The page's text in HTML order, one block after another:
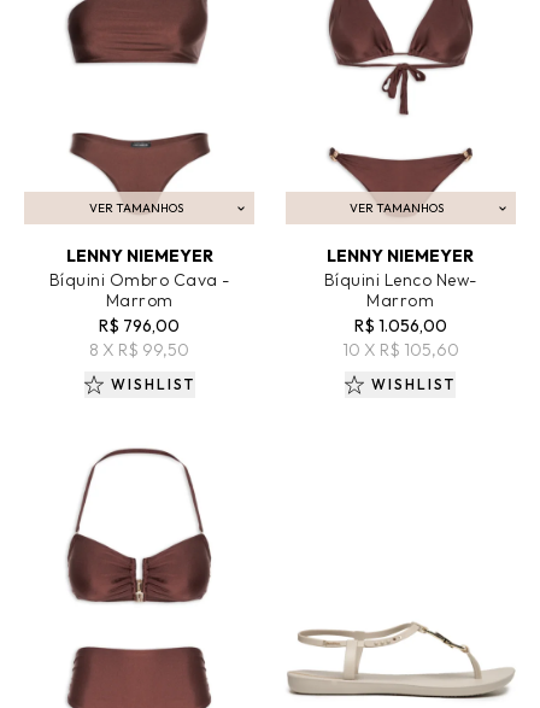
VER TAMANHOS
ADICIONAR AO CARRINHO
LENNY NIEMEYER
Bíquini Ombro Cava -
Marrom
R$ 796,00
8 X R$ 99,50
WISHLIST
VER TAMANHOS
ADICIONAR AO CARRINHO
LENNY NIEMEYER
Bíquini Lenco New-
Marrom
R$ 1.056,00
10 X R$ 105,60
WISHLIST